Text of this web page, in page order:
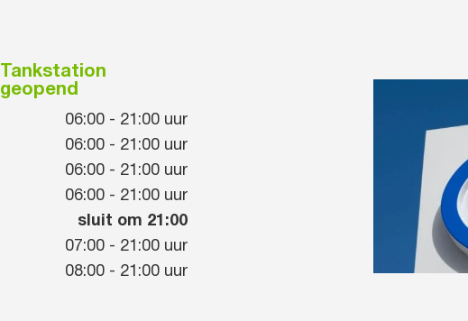
Tankstation
geopend
06:00 - 21:00 uur
06:00 - 21:00 uur
06:00 - 21:00 uur
06:00 - 21:00 uur
sluit om 21:00
07:00 - 21:00 uur
08:00 - 21:00 uur